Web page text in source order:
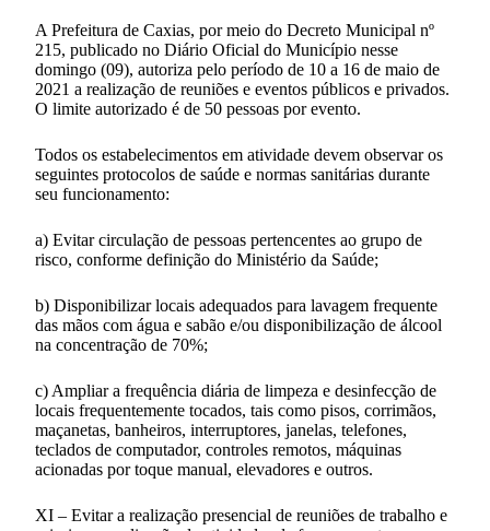
A Prefeitura de Caxias, por meio do Decreto Municipal nº
215, publicado no Diário Oficial do Município nesse
domingo (09), autoriza pelo período de 10 a 16 de maio de
2021 a realização de reuniões e eventos públicos e privados.
O limite autorizado é de 50 pessoas por evento.
Todos os estabelecimentos em atividade devem observar os
seguintes protocolos de saúde e normas sanitárias durante
seu funcionamento:
a) Evitar circulação de pessoas pertencentes ao grupo de
risco, conforme definição do Ministério da Saúde;
b) Disponibilizar locais adequados para lavagem frequente
das mãos com água e sabão e/ou disponibilização de álcool
na concentração de 70%;
c) Ampliar a frequência diária de limpeza e desinfecção de
locais frequentemente tocados, tais como pisos, corrimãos,
maçanetas, banheiros, interruptores, janelas, telefones,
teclados de computador, controles remotos, máquinas
acionadas por toque manual, elevadores e outros.
XI – Evitar a realização presencial de reuniões de trabalho e